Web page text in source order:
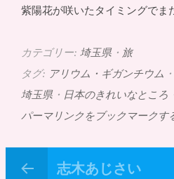
紫陽花が咲いたタイミングでま
カテゴリー: 埼玉県・ 旅
タグ: アリウム・ギガンチウム ・
埼玉県・ 日本のきれいなところ
パーマリンクをブックマークす
志木あじさい